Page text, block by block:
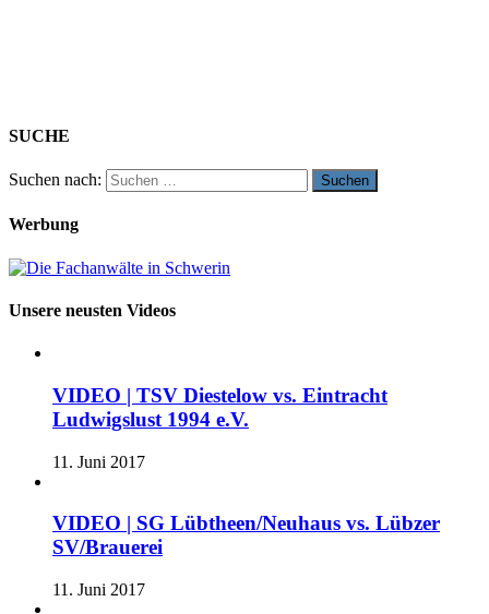
SUCHE
Suchen nach:
Werbung
Unsere neusten Videos
VIDEO | TSV Diestelow vs. Eintracht
Ludwigslust 1994 e.V.
11. Juni 2017
VIDEO | SG Lübtheen/Neuhaus vs. Lübzer
SV/Brauerei
11. Juni 2017